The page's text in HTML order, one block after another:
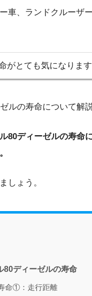
車、ランドクルーザー
がとても気になります
ルの寿命について解説
80ディーゼルの寿命
しょう。
80ディーゼルの寿命
命①：走行距離